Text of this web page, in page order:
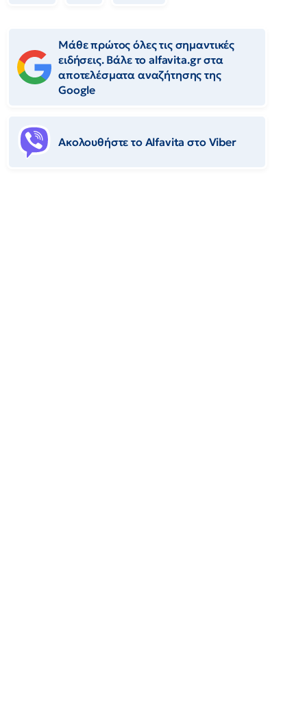
Μάθε πρώτος όλες τις σημαντικές
ειδήσεις. Βάλε το alfavita.gr στα
αποτελέσματα αναζήτησης της
Google
Ακολουθήστε το Αlfavita στο Viber